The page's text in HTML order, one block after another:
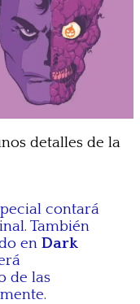
detalles de la
contará
También
en Dark
de las